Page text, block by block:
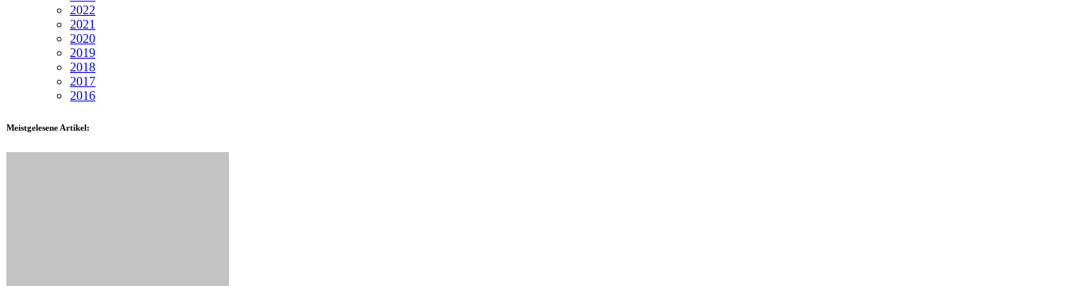
2022
2021
2020
2019
2018
2017
2016
Meistgelesene Artikel: